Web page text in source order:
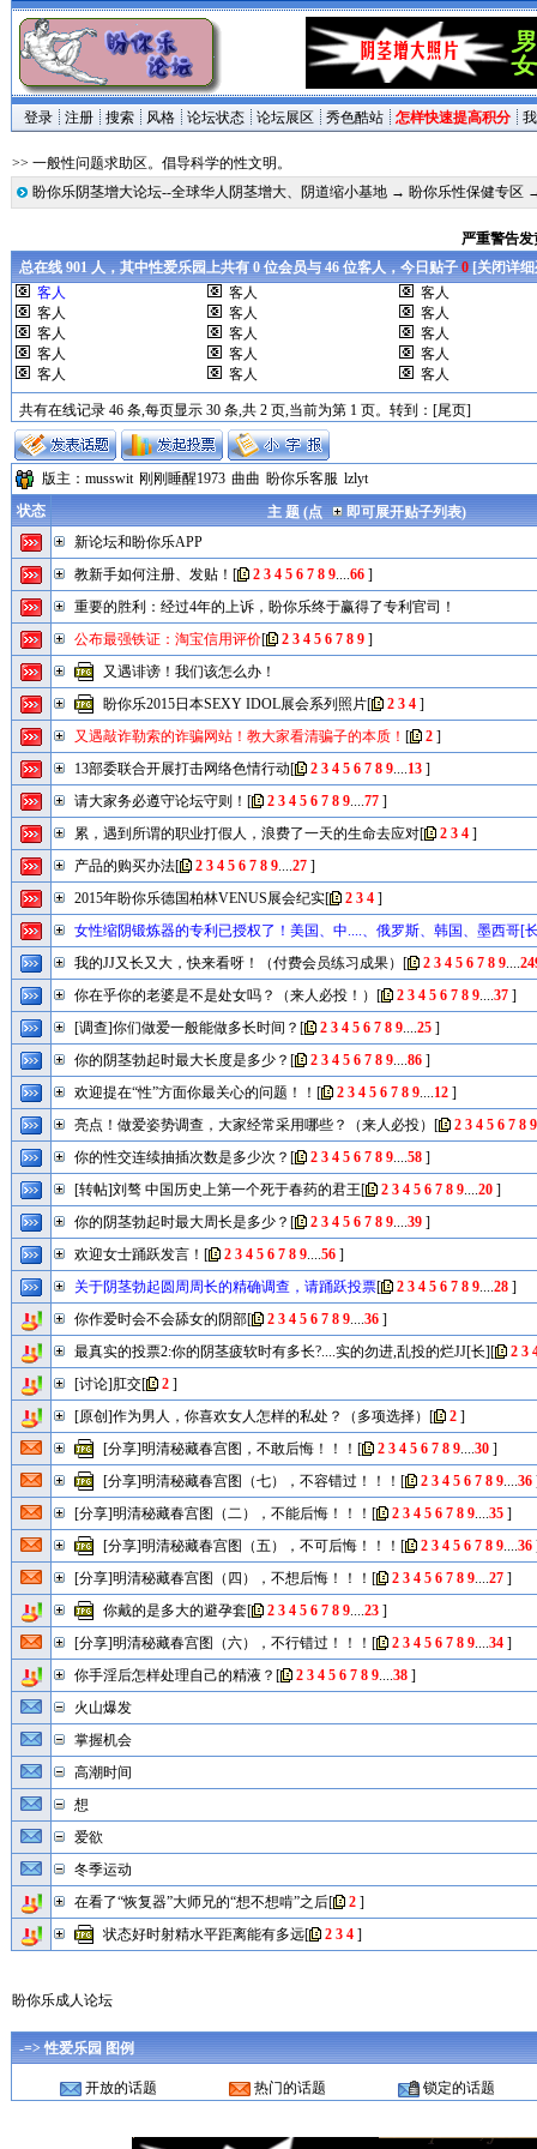
登录 注册 搜索 风格 论坛状态 论坛展区 秀色酷站 怎样快速提高积分
>> 一般性问题求助区。倡导科学的性文明。
盼你乐阴茎增大论坛--全球华人阴茎增大、阴道缩小基地→ 盼你乐性保健专区
严重警告
总在线 901 人，其中性爱乐园上共有 0 位会员与 46 位客人，今日贴子0[关闭详
客人
客人
客人
客人
客人
客人
客人
客人
客人
客人
客人
客人
客人
客人 客人
共有在线记录 46 条,每页显示 30 条,共 2 页,当前为第 1 页。转到： [尾页]
版主： musswit 刚刚睡醒1973 曲曲 盼你乐客服 lzlyt
状态
主 题 (点
即可展开贴子列表)
新论坛和盼你乐APP
教新手如何注册、发贴！ [ 2 3 4 5 6 7 8 9....66]
重要的胜利：经过4年的上诉，盼你乐终于赢得了专利官司！
公布最强铁证：淘宝信用评价[ 2 3 4 5 6 7 8 9]
又遇诽谤！我们该怎么办！
盼你乐2015日本SEXY IDOL展会系列照片[ 2 3 4]
又遇敲诈勒索的诈骗网站！教大家看清骗子的本质！ [ 2]
13部委联合开展打击网络色情行动[ 2 3 4 5 6 7 8 9....13]
请大家务必遵守论坛守则！ [ 2 3 4 5 6 7 8 9....77]
累，遇到所谓的职业打假人，浪费了一天的生命去应对[ 2 3 4]
产品的购买办法[ 2 3 4 5 6 7 8 9....27]
2015年盼你乐德国柏林VENUS展会纪实[ 2 3 4]
女性缩阴锻炼器的专利已授权了！美国、中....、俄罗斯、韩国、墨西哥[
2 3 4 5 6 7 8 9....17 ]
我的JJ又长又大，快来看呀！（付费会员练习成果） [ 2 3 4 5 6 7 8 9....
你在乎你的老婆是不是处女吗？（来人必投！） [ 2 3 4 5 6 7 8 9....37]
[调查]你们做爱一般能做多长时间？ [ 2 3 4 5 6 7 8 9....25]
你的阴茎勃起时最大长度是多少？ [ 2 3 4 5 6 7 8 9....86]
欢迎提在“性”方面你最关心的问题！！ [ 2 3 4 5 6 7 8 9....12]
亮点！做爱姿势调查，大家经常采用哪些？（来人必投） [ 2 3 4 5 6 7 8 9
你的性交连续抽插次数是多少次？ [ 2 3 4 5 6 7 8 9....58]
[转帖]刘骜 中国历史上第一个死于春药的君王[ 2 3 4 5 6 7 8 9....20]
你的阴茎勃起时最大周长是多少？ [ 2 3 4 5 6 7 8 9....39]
欢迎女士踊跃发言！ [ 2 3 4 5 6 7 8 9....56]
关于阴茎勃起圆周周长的精确调查，请踊跃投票[ 2 3 4 5 6 7 8 9....28]
你作爱时会不会舔女的阴部[ 2 3 4 5 6 7 8 9....36]
最真实的投票2:你的阴茎疲软时有多长?....实的勿进,乱投的烂JJ[长][ 2 3
[讨论]肛交[ 2]
[原创]作为男人，你喜欢女人怎样的私处？（多项选择） [ 2]
[分享]明清秘藏春宫图，不敢后悔！！！ [ 2 3 4 5 6 7 8 9....30]
[分享]明清秘藏春宫图（七），不容错过！！！ [ 2 3 4 5 6 7 8 9....36
[分享]明清秘藏春宫图（二），不能后悔！！！ [ 2 3 4 5 6 7 8 9....35]
[分享]明清秘藏春宫图（五），不可后悔！！！ [ 2 3 4 5 6 7 8 9....36
[分享]明清秘藏春宫图（四），不想后悔！！！ [ 2 3 4 5 6 7 8 9....27]
你戴的是多大的避孕套[ 2 3 4 5 6 7 8 9....23]
[分享]明清秘藏春宫图（六），不行错过！！！ [ 2 3 4 5 6 7 8 9....34]
你手淫后怎样处理自己的精液？ [ 2 3 4 5 6 7 8 9....38]
火山爆发
掌握机会
高潮时间
想
爱欲
冬季运动
在看了“恢复器”大师兄的“想不想啃”之后[ 2]
状态好时射精水平距离能有多远[ 2 3 4]
盼你乐成人论坛
-=> 性爱乐园 图例
开放的话题 热门的话题 锁定的话题